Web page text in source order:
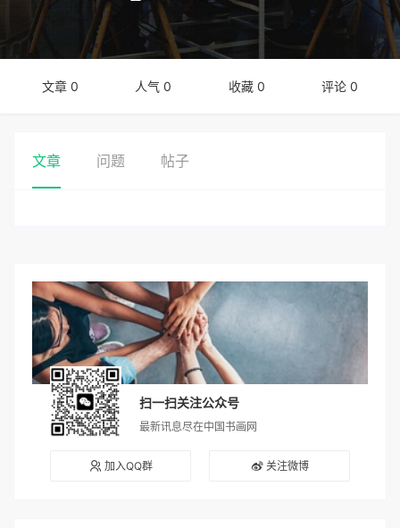
文章 0 人气 0 收藏 0 评论 0
文章 问题 帖子
扫一扫关注公众号
最新讯息尽在中国书画网
加入QQ群 关注微博